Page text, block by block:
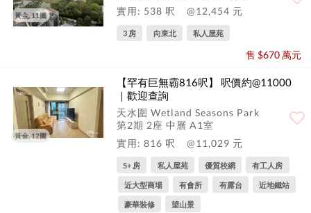
黃金, 11圖
實用: 538 呎
@12,454 元
3 房 向東北 私人屋苑
售 $670 萬元
黃金, 12圖
【罕有巨無霸816呎】 呎價約@11000
｜歡迎查詢
天水圍 Wetland Seasons Park
第2期 2座 中層 A1室
實用: 816 呎
@11,029 元
5+ 房 私人屋苑 優質校網 有工人房
近大型商場 有會所 有露台 近地鐵站
豪華裝修 望山景